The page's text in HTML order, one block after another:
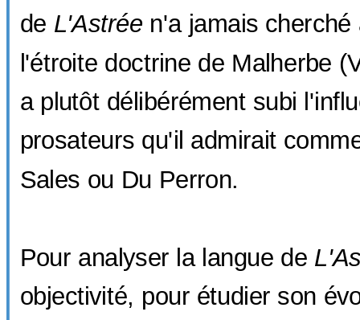
de L'Astrée n'a jamais
l'étroite doctrine de Malherbe
a plutôt délibérément subi
prosateurs qu'il admirait
Sales ou Du Perron.
Pour analyser la langue de
objectivité, pour étudier son